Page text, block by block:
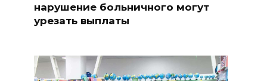
нарушение больничного могут
урезать выплаты